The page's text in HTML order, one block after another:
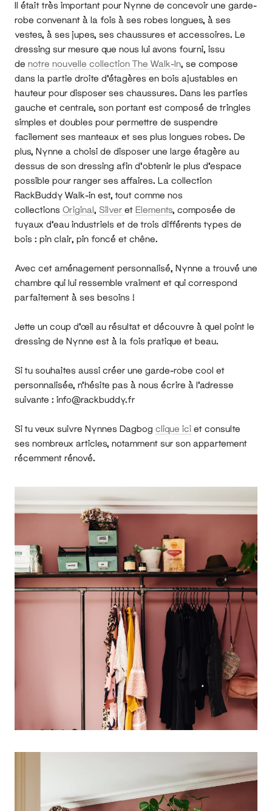
Il était très important pour Nynne de concevoir une garde-
robe convenant à la fois à ses robes longues, à ses
vestes, à ses jupes, ses chaussures et accessoires. Le
dressing sur mesure que nous lui avons fourni, issu
de notre nouvelle collection The Walk-In, se compose
dans la partie droite d'étagères en bois ajustables en
hauteur pour disposer ses chaussures. Dans les parties
gauche et centrale, son portant est composé de tringles
simples et doubles pour permettre de suspendre
facilement ses manteaux et ses plus longues robes. De
plus, Nynne a choisi de disposer une large étagère au
dessus de son dressing afin d’obtenir le plus d’espace
possible pour ranger ses affaires. La collection
RackBuddy Walk-in est, tout comme nos
collections Original, Silver et Elements, composée de
tuyaux d'eau industriels et de trois différents types de
bois : pin clair, pin foncé et chêne.
Avec cet aménagement personnalisé, Nynne a trouvé une
chambre qui lui ressemble vraiment et qui correspond
parfaitement à ses besoins !
Jette un coup d'œil au résultat et découvre à quel point le
dressing de Nynne est à la fois pratique et beau.
Si tu souhaites aussi créer une garde-robe cool et
personnalisée, n'hésite pas à nous écrire à l'adresse
suivante : info@rackbuddy.fr
Si tu veux suivre Nynnes Dagbog clique ici et consulte
ses nombreux articles, notamment sur son appartement
récemment rénové.